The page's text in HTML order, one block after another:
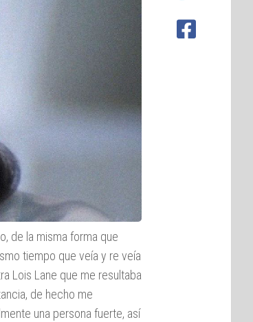
de la misma forma que
tiempo que veía y re veía
Lois Lane que me resultaba
de hecho me
una persona fuerte, así